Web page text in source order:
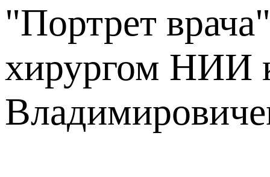
"Портрет
хирургом НИИ